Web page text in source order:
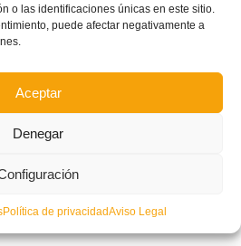
o las identificaciones únicas en este sitio.
puede afectar negativamente a
Aceptar
Denegar
Política de privacidadAviso Legal